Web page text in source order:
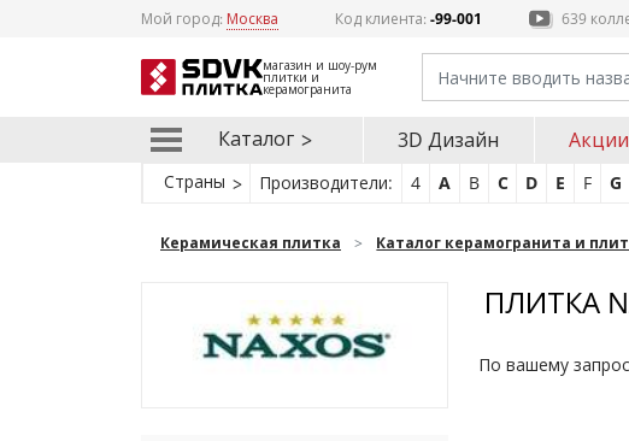
Мой город: Москва Код клиента: -99-001 639
магазин и шоу-рум
плитки и
керамогранита
Каталог 3D Дизайн Акции
Страны Производители: 4 A B C D E F G
Керамическая плитка Каталог керамогранита и
ПЛИТКА
По вашему